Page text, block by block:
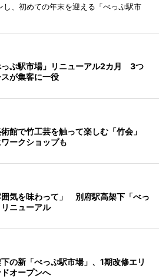
、初めての年末を迎える「べっぷ駅市
っぷ駅市場」リニューアル2カ月 3つ
が集客に一役
館で竹工芸を触って楽しむ「竹会」
ークショップも
囲気を味わって」 別府駅高架下「べっ
ニューアル
の新「べっぷ駅市場」、1期改修エリ
オープンへ